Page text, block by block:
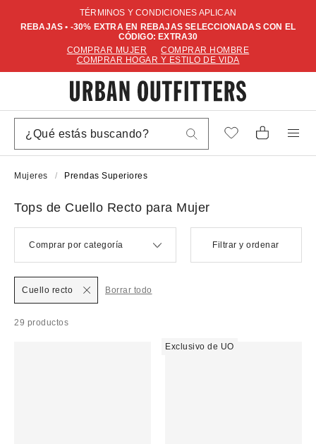
TÉRMINOS Y CONDICIONES APLICAN
REBAJAS • -30% EXTRA EN REBAJAS SELECCIONADAS CON EL
CÓDIGO: EXTRA30
COMPRAR MUJER
COMPRAR HOMBRE
COMPRAR HOGAR Y ESTILO DE VIDA
Mujeres Prendas Superiores
Tops de Cuello Recto para Mujer
Comprar por categoría Filtrar y ordenar
29 productos
Cuello recto Borrar todo
Exclusivo de UO